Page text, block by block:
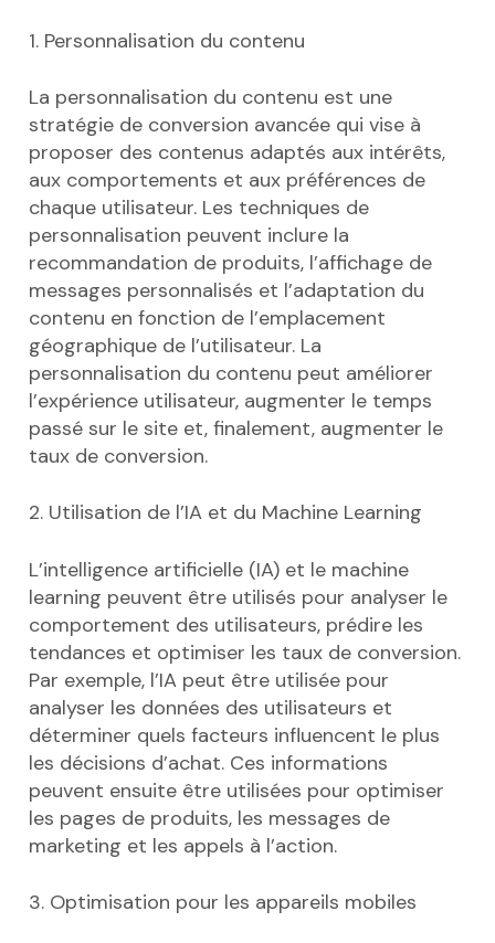
1. Personnalisation du contenu
La personnalisation du contenu est une
stratégie de conversion avancée qui vise à
proposer des contenus adaptés aux intérêts,
aux comportements et aux préférences de
chaque utilisateur. Les techniques de
personnalisation peuvent inclure la
recommandation de produits, l’affichage de
messages personnalisés et l’adaptation du
contenu en fonction de l’emplacement
géographique de l’utilisateur. La
personnalisation du contenu peut améliorer
l’expérience utilisateur, augmenter le temps
passé sur le site et, finalement, augmenter le
taux de conversion.
2. Utilisation de l’IA et du Machine Learning
L’intelligence artificielle (IA) et le machine
learning peuvent être utilisés pour analyser le
comportement des utilisateurs, prédire les
tendances et optimiser les taux de conversion.
Par exemple, l’IA peut être utilisée pour
analyser les données des utilisateurs et
déterminer quels facteurs influencent le plus
les décisions d’achat. Ces informations
peuvent ensuite être utilisées pour optimiser
les pages de produits, les messages de
marketing et les appels à l’action.
3. Optimisation pour les appareils mobiles